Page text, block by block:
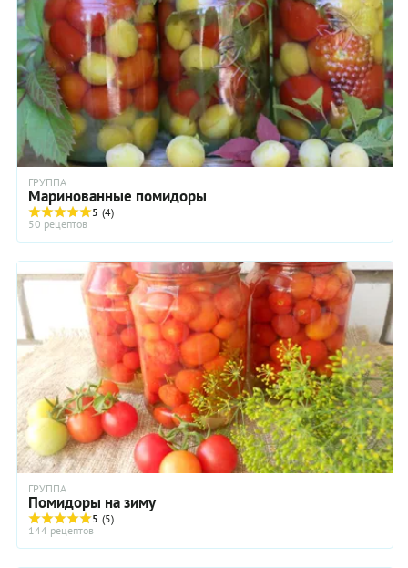
ГРУППА
Маринованные помидоры
5 (4)
50 рецептов
ГРУППА
Помидоры на зиму
5 (5)
144 рецептов